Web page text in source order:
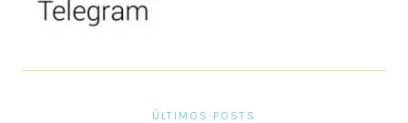
ÚLTIMOS POSTS